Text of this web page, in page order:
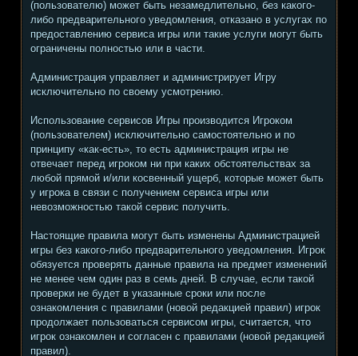
(пользователю) может быть незамедлительно, без какого-
либо предварительного уведомления, отказано в услугах по
предоставлению сервиса игры или такие услуги могут быть
ограничены полностью или в части.
Администрация управляет и администрирует Игру
исключительно по своему усмотрению.
Использование сервисов Игры производится Игроком
(пользователем) исключительно самостоятельно и по
принципу «как-есть», то есть администрация игры не
отвечает перед игроком ни при каких обстоятельствах за
любой прямой и/или косвенный ущерб, которые может быть
у игрока в связи с получением сервиса игры или
невозможностью такой сервис получить.
Настоящие правила могут быть изменены Администрацией
игры без какого-либо предварительного уведомления. Игрок
обязуется проверять данные правила на предмет изменений
не менее чем один раз в семь дней. В случае, если такой
проверки не будет в указанные сроки или после
ознакомления с правилами (новой редакцией правил) игрок
продолжает пользоваться сервисом игры, считается, что
игрок ознакомлен и согласен с правилами (новой редакцией
правил).